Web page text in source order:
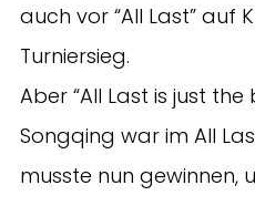
auch vor “All Last” auf
Turniersieg.
Aber “All Last is just the
Songqing war im All
musste nun gewinnen,